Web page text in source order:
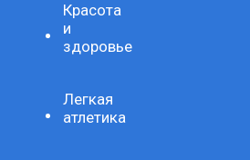
Красота
и
здоровье
Легкая
атлетика